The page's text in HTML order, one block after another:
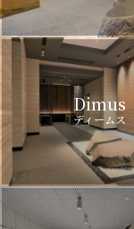
Dimus
ディームス